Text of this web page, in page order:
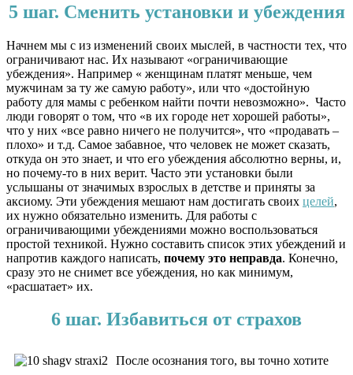
5 шаг. Сменить установки и убеждения
Начнем мы с из изменений своих мыслей, в частности тех, что
ограничивают нас. Их называют «ограничивающие
убеждения». Например « женщинам платят меньше, чем
мужчинам за ту же самую работу», или что «достойную
работу для мамы с ребенком найти почти невозможно». Часто
люди говорят о том, что «в их городе нет хорошей работы»,
что у них «все равно ничего не получится», что «продавать –
плохо» и т.д. Самое забавное, что человек не может сказать,
откуда он это знает, и что его убеждения абсолютно верны, и,
но почему-то в них верит. Часто эти установки были
услышаны от значимых взрослых в детстве и приняты за
аксиому. Эти убеждения мешают нам достигать своих целей,
их нужно обязательно изменить. Для работы с
ограничивающими убеждениями можно воспользоваться
простой техникой. Нужно составить список этих убеждений и
напротив каждого написать, почему это неправда. Конечно,
сразу это не снимет все убеждения, но как минимум,
«расшатает» их.
6 шаг. Избавиться от страхов
После осознания того, вы точно хотите